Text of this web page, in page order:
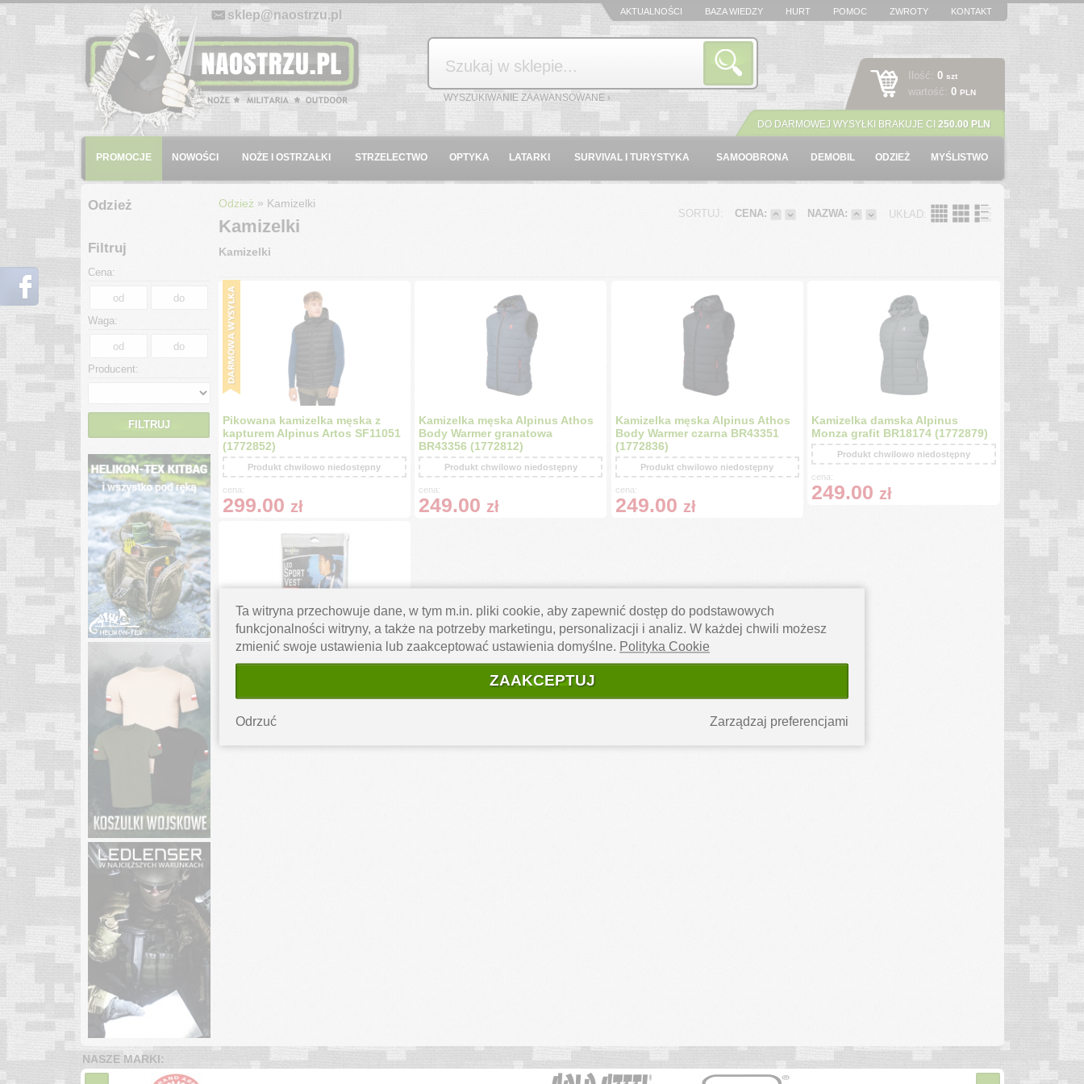
AKTUALNOŚCI BAZA WIEDZY HURT POMOC ZWROTY KONTAKT
E-mail:
sklep@naostrzu.pl
Ilość: 0 szt
wartość: 0 PLN
Szukaj
WYSZUKIWANIE ZAAWANSOWANE ›
DO DARMOWEJ WYSYŁKI BRAKUJE CI 250.00 PLN
Menu
PROMOCJE NOWOŚCI NOŻE I OSTRZAŁKI STRZELECTWO OPTYKA LATARKI SURVIVAL I TURYSTYKA SAMOOBRONA DEMOBIL ODZIEŻ MYŚLISTWO
Odzież
Filtruj
Cena:
Waga:
Producent:
FILTRUJ
UKŁAD:
SORTUJ: CENA: NAZWA:
Odzież » Kamizelki
Kamizelki
Kamizelki
Pikowana kamizelka męska z
kapturem Alpinus Artos SF11051
(1772852)
Produkt chwilowo niedostępny
cena:
299.00 zł
Kamizelka męska Alpinus Athos
Body Warmer granatowa
BR43356 (1772812)
Produkt chwilowo niedostępny
cena:
249.00 zł
Kamizelka męska Alpinus Athos
Body Warmer czarna BR43351
(1772836)
Produkt chwilowo niedostępny
cena:
249.00 zł
Kamizelka damska Alpinus
Monza grafit BR18174 (1772879)
Produkt chwilowo niedostępny
cena:
249.00 zł
Nite Ize - Kamizelka LED Sport
cena:
119.00
NASZE MARKI:
Ta witryna przechowuje dane, w tym m.in. pliki cookie, aby zapewnić dostęp do podstawowych
funkcjonalności witryny, a także na potrzeby marketingu, personalizacji i analiz. W każdej chwili możesz
zmienić swoje ustawienia lub zaakceptować ustawienia domyślne. Polityka Cookie
ZAAKCEPTUJ
Zarządzaj preferencjami
Odrzuć